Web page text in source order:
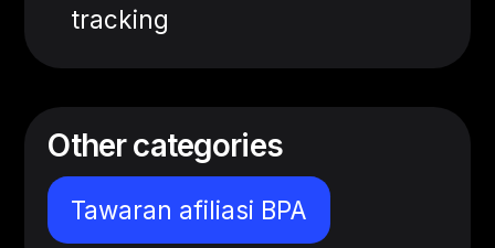
tracking
Other categories
Tawaran afiliasi BPA